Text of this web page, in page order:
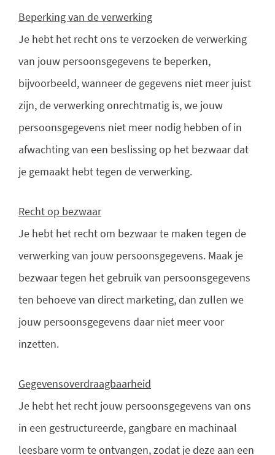
Beperking van de verwerking
Je hebt het recht ons te verzoeken de verwerking
van jouw persoonsgegevens te beperken,
bijvoorbeeld, wanneer de gegevens niet meer juist
zijn, de verwerking onrechtmatig is, we jouw
persoonsgegevens niet meer nodig hebben of in
afwachting van een beslissing op het bezwaar dat
je gemaakt hebt tegen de verwerking.
Recht op bezwaar
Je hebt het recht om bezwaar te maken tegen de
verwerking van jouw persoonsgegevens. Maak je
bezwaar tegen het gebruik van persoonsgegevens
ten behoeve van direct marketing, dan zullen we
jouw persoonsgegevens daar niet meer voor
inzetten.
Gegevensoverdraagbaarheid
Je hebt het recht jouw persoonsgegevens van ons
in een gestructureerde, gangbare en machinaal
leesbare vorm te ontvangen, zodat je deze aan een